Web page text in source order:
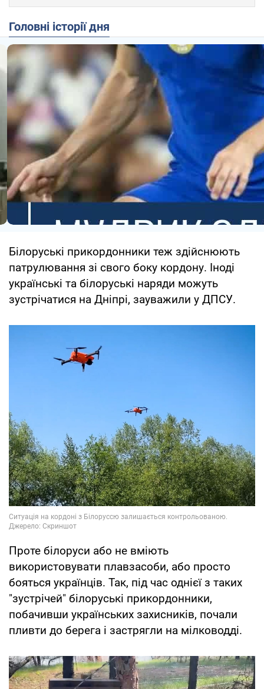
Головні історії дня
Білоруські прикордонники теж здійснюють
патрулювання зі свого боку кордону. Іноді
українські та білоруські наряди можуть
зустрічатися на Дніпрі, зауважили у ДПСУ.
Проте білоруси або не вміють
використовувати плавзасоби, або просто
бояться українців. Так, під час однієї з таких
"зустрічей" білоруські прикордонники,
побачивши українських захисників, почали
пливти до берега і застрягли на мілководді.